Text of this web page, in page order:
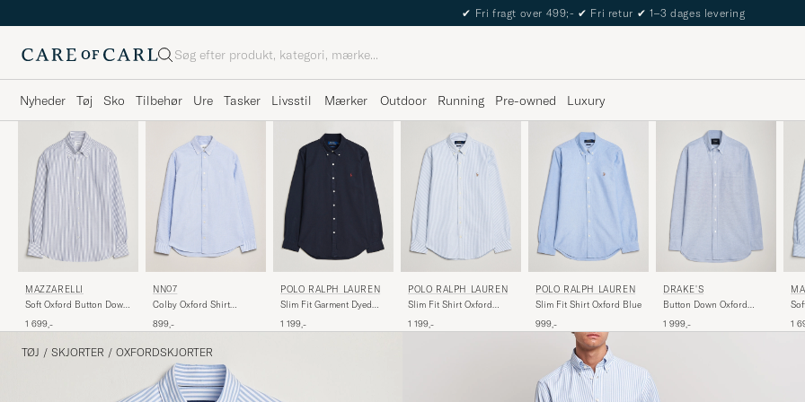
The Care of Carl Passport
Søg
Nyheder Tøj Sko Tilbehør Ure Tasker Livsstil Mærker Outdoor Running Pre-owned Luxury
MAZZARELLI
Soft Oxford Button Down
1 699,-
NN07
Colby Oxford Shirt
899,-
POLO RALPH LAUREN
Slim Fit Garment Dyed
1 199,-
POLO RALPH LAUREN
Slim Fit Shirt Oxford
1 199,-
POLO RALPH LAUREN
Slim Fit Shirt Oxford Blue
999,-
DRAKE'S
Button Down Oxford
1 999,- 1
TØJ / SKJORTER / OXFORDSKJORTER